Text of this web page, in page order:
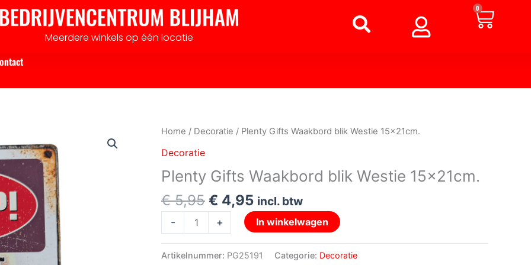
Meerdere winkels op één locatie
0
Home / Decoratie / Plenty Gifts Waakbord blik Westie 15x21cm.
Decoratie
Plenty Gifts Waakbord blik Westie 15x21cm.
€5,95
Oorspronkelijke
€ 5,95.
€ 4,95
Huidige
€ 4,95.
incl. btw
-
Plenty
blik
Westie
15x21cm.
aantal
+ In winkelwagen
Artikelnummer: PG25191 Categorie: Decoratie